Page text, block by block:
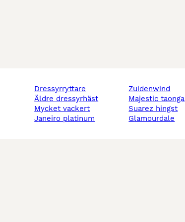
dressyrryttare
äldre dressyrhäst
mycket vackert
janeiro platinum
zuidenwind
majestic taonga
suarez hingst
glamourdale